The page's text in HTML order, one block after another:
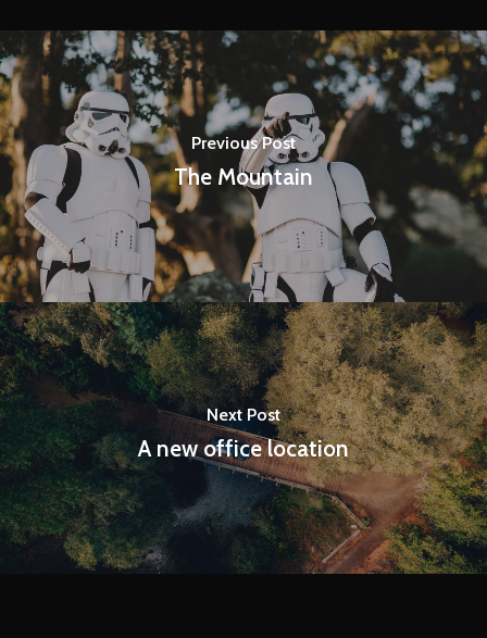
Previous Post
The Mountain
Next Post
A new office location